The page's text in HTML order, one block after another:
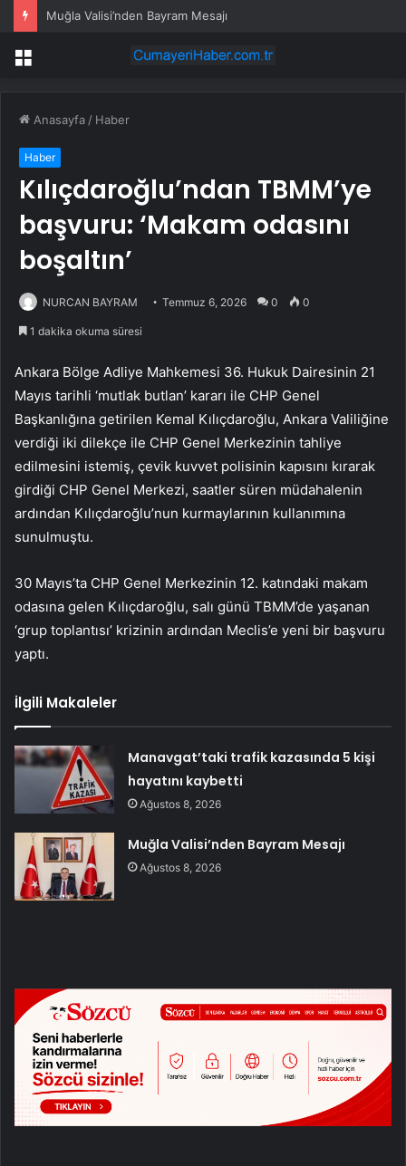
Muğla Valisi’nden Bayram Mesajı
Menü
Anasayfa / Haber
Haber
Kılıçdaroğlu’ndan TBMM’ye
başvuru: ‘Makam odasını
boşaltın’
NURCAN BAYRAM Temmuz 6, 2026 0 0
1 dakika okuma süresi
Ankara Bölge Adliye Mahkemesi 36. Hukuk Dairesinin 21
Mayıs tarihli ‘mutlak butlan’ kararı ile CHP Genel
Başkanlığına getirilen Kemal Kılıçdaroğlu, Ankara Valiliğine
verdiği iki dilekçe ile CHP Genel Merkezinin tahliye
edilmesini istemiş, çevik kuvvet polisinin kapısını kırarak
girdiği CHP Genel Merkezi, saatler süren müdahalenin
ardından Kılıçdaroğlu’nun kurmaylarının kullanımına
sunulmuştu.
30 Mayıs’ta CHP Genel Merkezinin 12. katındaki makam
odasına gelen Kılıçdaroğlu, salı günü TBMM’de yaşanan
‘grup toplantısı’ krizinin ardından Meclis’e yeni bir başvuru
yaptı.
İlgili Makaleler
Manavgat’taki trafik kazasında 5 kişi
hayatını kaybetti
Ağustos 8, 2026
Muğla Valisi’nden Bayram Mesajı
Ağustos 8, 2026